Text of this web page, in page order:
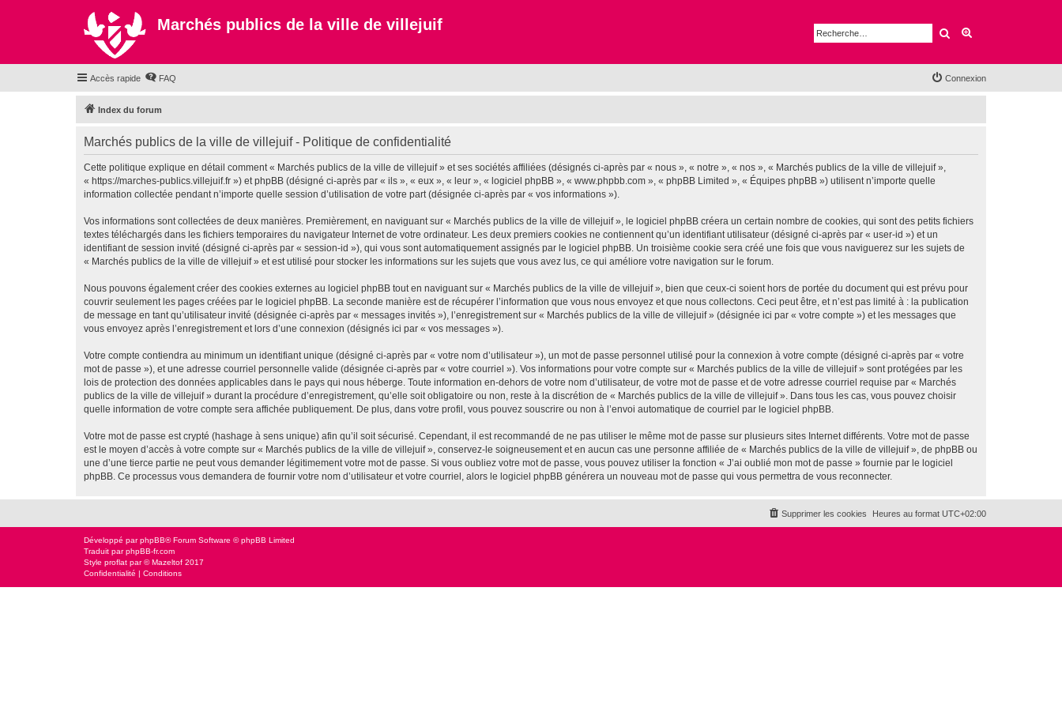
Marchés publics de la ville de villejuif Rechercher
Accès rapide FAQ Connexion
Index du forum
Marchés publics de la ville de villejuif - Politique de confidentialité
Cette politique explique en détail comment « Marchés publics de la ville de villejuif » et ses sociétés affiliées (désignés ci-après par « nous », « notre », « nos », « Marchés publics de la ville de villejuif »,
« https://marches-publics.villejuif.fr ») et phpBB (désigné ci-après par « ils », « eux », « leur », « logiciel phpBB », « www.phpbb.com », « phpBB Limited », « Équipes phpBB ») utilisent n’importe quelle
information collectée pendant n’importe quelle session d’utilisation de votre part (désignée ci-après par « vos informations »).
Vos informations sont collectées de deux manières. Premièrement, en naviguant sur « Marchés publics de la ville de villejuif », le logiciel phpBB créera un certain nombre de cookies, qui sont des petits fichiers
textes téléchargés dans les fichiers temporaires du navigateur Internet de votre ordinateur. Les deux premiers cookies ne contiennent qu’un identifiant utilisateur (désigné ci-après par « user-id ») et un
identifiant de session invité (désigné ci-après par « session-id »), qui vous sont automatiquement assignés par le logiciel phpBB. Un troisième cookie sera créé une fois que vous naviguerez sur les sujets de
« Marchés publics de la ville de villejuif » et est utilisé pour stocker les informations sur les sujets que vous avez lus, ce qui améliore votre navigation sur le forum.
Nous pouvons également créer des cookies externes au logiciel phpBB tout en naviguant sur « Marchés publics de la ville de villejuif », bien que ceux-ci soient hors de portée du document qui est prévu pour
couvrir seulement les pages créées par le logiciel phpBB. La seconde manière est de récupérer l’information que vous nous envoyez et que nous collectons. Ceci peut être, et n’est pas limité à : la publication
de message en tant qu’utilisateur invité (désignée ci-après par « messages invités »), l’enregistrement sur « Marchés publics de la ville de villejuif » (désignée ici par « votre compte ») et les messages que
vous envoyez après l’enregistrement et lors d’une connexion (désignés ici par « vos messages »).
Votre compte contiendra au minimum un identifiant unique (désigné ci-après par « votre nom d’utilisateur »), un mot de passe personnel utilisé pour la connexion à votre compte (désigné ci-après par « votre
mot de passe »), et une adresse courriel personnelle valide (désignée ci-après par « votre courriel »). Vos informations pour votre compte sur « Marchés publics de la ville de villejuif » sont protégées par les
lois de protection des données applicables dans le pays qui nous héberge. Toute information en-dehors de votre nom d’utilisateur, de votre mot de passe et de votre adresse courriel requise par « Marchés
publics de la ville de villejuif » durant la procédure d’enregistrement, qu’elle soit obligatoire ou non, reste à la discrétion de « Marchés publics de la ville de villejuif ». Dans tous les cas, vous pouvez choisir
quelle information de votre compte sera affichée publiquement. De plus, dans votre profil, vous pouvez souscrire ou non à l’envoi automatique de courriel par le logiciel phpBB.
Votre mot de passe est crypté (hashage à sens unique) afin qu’il soit sécurisé. Cependant, il est recommandé de ne pas utiliser le même mot de passe sur plusieurs sites Internet différents. Votre mot de passe
est le moyen d’accès à votre compte sur « Marchés publics de la ville de villejuif », conservez-le soigneusement et en aucun cas une personne affiliée de « Marchés publics de la ville de villejuif », de phpBB ou
une d’une tierce partie ne peut vous demander légitimement votre mot de passe. Si vous oubliez votre mot de passe, vous pouvez utiliser la fonction « J’ai oublié mon mot de passe » fournie par le logiciel
phpBB. Ce processus vous demandera de fournir votre nom d’utilisateur et votre courriel, alors le logiciel phpBB générera un nouveau mot de passe qui vous permettra de vous reconnecter.
Heures au format UTC+02:00
Supprimer les cookies
Développé parphpBB® Forum Software © phpBB Limited
Traduit parphpBB-fr.com
Style proflat par ©Mazeltof 2017
Confidentialité | Conditions